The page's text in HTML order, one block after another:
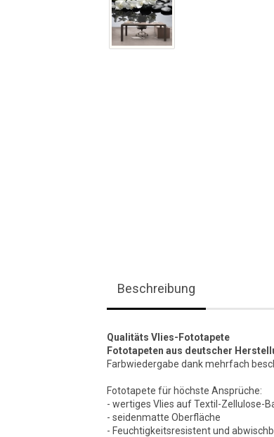
Beschreibung
Qualitäts Vlies-Fototapete
Fototapeten aus deutscher
Farbwiedergabe dank mehrfach
Fototapete für höchste Ansprüche:
- wertiges Vlies auf Textil-Zellulose-
- seidenmatte Oberfläche
- Feuchtigkeitsresistent und